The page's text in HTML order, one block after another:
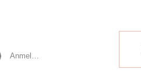
Anmelden